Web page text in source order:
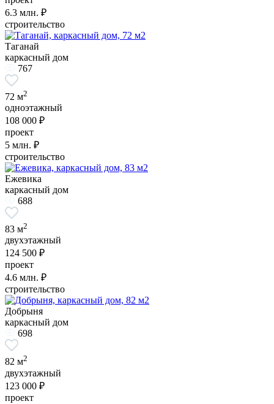
6.3 млн. ₽
строительство
Таганай
каркасный дом
767
72 м2
одноэтажный
108 000 ₽
проект
5 млн. ₽
строительство
Ежевика
каркасный дом
688
83 м2
двухэтажный
124 500 ₽
проект
4.6 млн. ₽
строительство
Добрыня
каркасный дом
698
82 м2
двухэтажный
123 000 ₽
проект